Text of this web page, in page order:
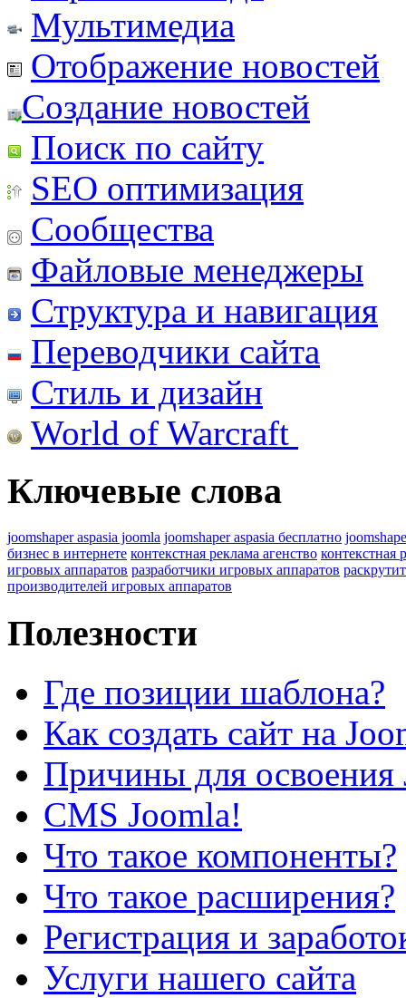
Мультимедиа
Отображение новостей
Создание новостей
Поиск по сайту
SEO оптимизация
Сообщества
Файловые менеджеры
Структура и навигация
Переводчики сайта
Стиль и дизайн
World of Warcraft
Ключевые слова
joomshaper aspasia joomla joomshaper aspasia бесплатно
бизнес в интернете контекстная реклама агенство контекстная
игровых аппаратов разработчики игровых аппаратов
производителей игровых аппаратов
Полезности
Где позиции шаблона?
Как создать сайт на
Причины для освоения
CMS Joomla!
Что такое компоненты?
Что такое расширения?
Регистрация и
Услуги нашего сайта